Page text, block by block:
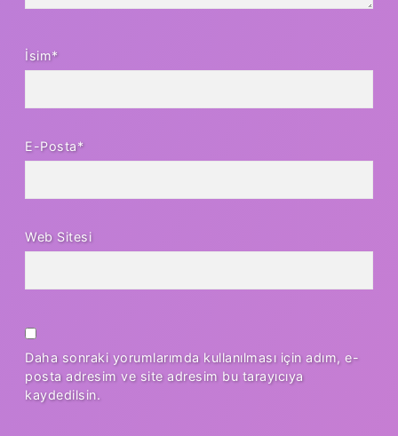
İsim*
E-Posta*
Web Sitesi
Daha sonraki yorumlarımda kullanılması için adım, e-
posta adresim ve site adresim bu tarayıcıya
kaydedilsin.